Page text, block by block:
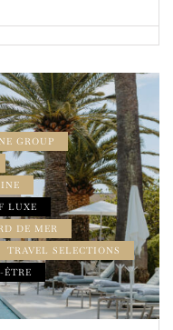
GROUP
LUXE
DE MER
TRAVEL SELECTIONS